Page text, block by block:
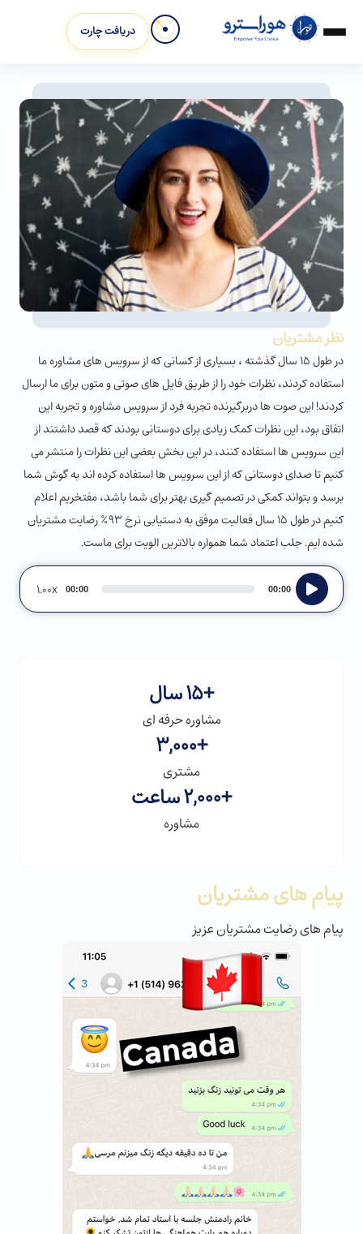
دریافت چارت
نظر مشتریان
در طول 15 سال گذشته ، بسیاری از کسانی که از سرویس های مشاوره ما
استفاده کردند، نظرات خود را از طریق فایل های صوتی و متون برای ما ارسال
کردند! این صوت ها دربرگیرنده تجربه فرد از سرویس مشاوره و تجربه این
اتفاق بود، این نظرات کمک زیادی برای دوستانی بودند که قصد داشتند از
این سرویس ها استفاده کنند، در این بخش بعضی این نظرات را منتشر می
کنیم تا صدای دوستانی که از این سرویس ها استفاده کرده اند به گوش شما
برسد و بتواند کمکی در تصمیم گیری بهتر برای شما باشد، مفتخریم اعلام
کنیم در طول 15 سال فعالیت موفق به دستیابی نرخ ۹۳٪ رضایت مشتریان
شده ایم. جلب اعتماد شما همواره بالاترین الویت برای ماست.
Audio
Player
00:00
00:00
1.00x
مشاوره حرفه ای
+
15
مشتری
+
3,000
مشاوره
+
2,000
پیام های مشتریان
پیام های رضایت مشتریان عزیز